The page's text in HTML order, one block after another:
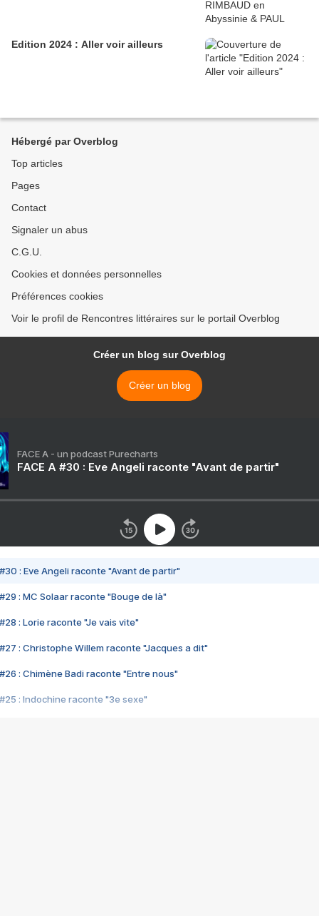
Edition 2024 : Aller voir ailleurs
Hébergé par Overblog
Top articles
Pages
Contact
Signaler un abus
C.G.U.
Cookies et données personnelles
Préférences cookies
Voir le profil de Rencontres littéraires sur le portail Overblog
Créer un blog sur Overblog
Créer un blog
FACE A - un podcast Purecharts
FACE A #30 : Eve Angeli raconte "Avant de partir"
#30 : Eve Angeli raconte "Avant de partir"
#29 : MC Solaar raconte "Bouge de là"
#28 : Lorie raconte "Je vais vite"
#27 : Christophe Willem raconte "Jacques a dit"
#26 : Chimène Badi raconte "Entre nous"
#25 : Indochine raconte "3e sexe"